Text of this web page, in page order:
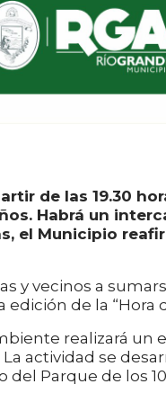
de las 19.30
Habrá un
el Municipio
y vecinos a
de la “Hora
realizará un
actividad se
del Parque de los